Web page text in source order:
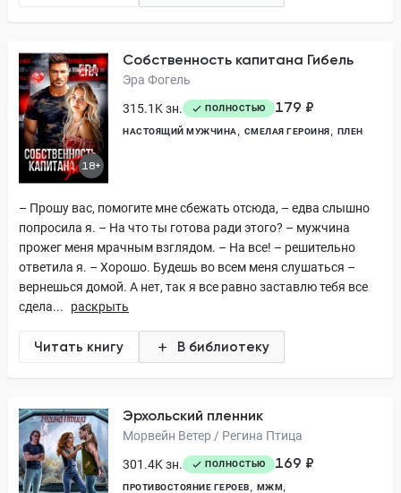
18+
Собственность капитана Гибель
Эра Фогель
315.1K зн.
ПОЛНОСТЬЮ 179 ₽
НАСТОЯЩИЙ МУЖЧИНА СМЕЛАЯ ГЕРОИНЯ ПЛЕН
– Прошу вас, помогите мне сбежать отсюда, – едва слышно
попросила я. – На что ты готова ради этого? – мужчина
прожег меня мрачным взглядом. – На все! – решительно
ответила я. – Хорошо. Будешь во всем меня слушаться –
вернешься домой. А нет, так я все равно заставлю тебя все
сдела...
раскрыть
Читать книгу В библиотеку
Эрхольский пленник
Морвейн Ветер / Регина Птица
301.4K зн.
ПОЛНОСТЬЮ 169 ₽
ПРОТИВОСТОЯНИЕ ГЕРОЕВ
МЖМ